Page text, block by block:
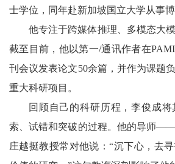
士学位，同年赴新加坡国立大学从事博
他专注于跨媒体推理、多模态大
截至目前，他以第一/通讯作者在
刊会议发表论文50余篇，并作为课题
重大科研项目。
回顾自己的科研历程，李俊成
索、试错和突破的过程。他的导师
庄越挺教授常对他说：“沉下心，去